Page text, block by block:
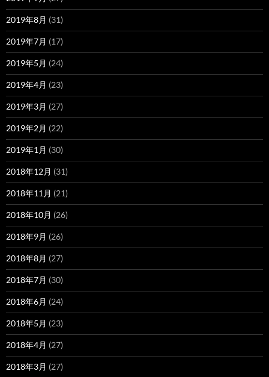
2019年8月 (31)
2019年7月 (17)
2019年5月 (24)
2019年4月 (23)
2019年3月 (27)
2019年2月 (22)
2019年1月 (30)
2018年12月 (31)
2018年11月 (21)
2018年10月 (26)
2018年9月 (26)
2018年8月 (27)
2018年7月 (30)
2018年6月 (24)
2018年5月 (23)
2018年4月 (27)
2018年3月 (27)